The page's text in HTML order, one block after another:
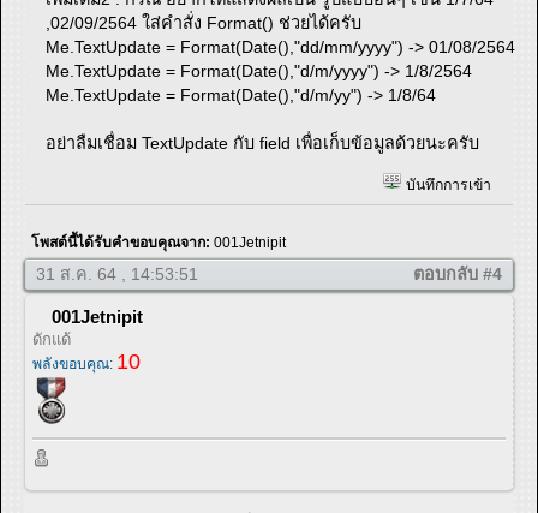
,02/09/2564 ใส่คำสั่ง Format() ช่วยได้ครับ
Me.TextUpdate = Format(Date(),"dd/mm/yyyy") -> 01/08/2564
Me.TextUpdate = Format(Date(),"d/m/yyyy") -> 1/8/2564
Me.TextUpdate = Format(Date(),"d/m/yy") -> 1/8/64
อย่าลืมเชื่อม TextUpdate กับ field เพื่อเก็บข้อมูลด้วยนะครับ
บันทึกการเข้า
โพสต์นี้ได้รับคำขอบคุณจาก: 001Jetnipit
31 ส.ค. 64 , 14:53:51 ตอบกลับ #4
001Jetnipit
ดักแด้
พลังขอบคุณ: 10